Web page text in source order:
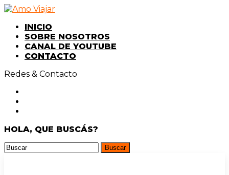
INICIO
SOBRE NOSOTROS
CANAL DE YOUTUBE
CONTACTO
Redes & Contacto
HOLA, QUE BUSCÁS?